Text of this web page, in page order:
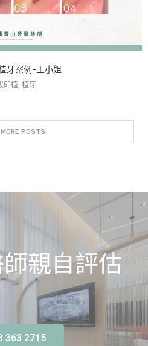
牙案例-王小姐
即植, 植牙
POSTS
親自評估
363 2715